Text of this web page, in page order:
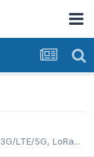
LTE/5G, LoRa...